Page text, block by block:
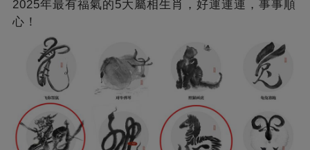
2025年最有福氣的5大屬相生肖，好運連連，事事順
心！